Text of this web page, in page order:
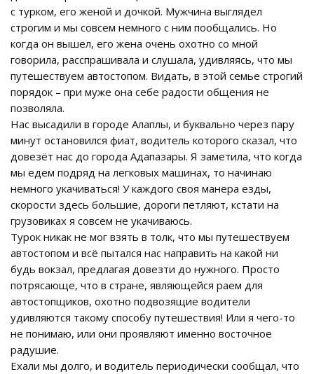
с турком, его женой и дочкой. Мужчина выглядел
строгим и мы совсем немного с ним пообщались. Но
когда он вышел, его жена очень охотно со мной
говорила, расспрашивала и слушала, удивляясь, что мы
путешествуем автостопом. Видать, в этой семье строгий
порядок – при муже она себе радости общения не
позволяла.
Нас высадили в городе Алаплы, и буквально через пару
минут остановился фиат, водитель которого сказал, что
довезёт нас до города Адапазары. Я заметила, что когда
мы едем подряд на легковых машинах, то начинаю
немного укачиваться! У каждого своя манера езды,
скорости здесь большие, дороги петляют, кстати на
грузовиках я совсем не укачиваюсь.
Турок никак не мог взять в толк, что мы путешествуем
автостопом и всё пытался нас направить на какой ни
будь вокзал, предлагая довезти до нужного. Просто
потрясающе, что в стране, являющейся раем для
автостопщиков, охотно подвозящие водители
удивляются такому способу путешествия! Или я чего-то
не понимаю, или они проявляют именно восточное
радушие.
Ехали мы долго, и водитель периодически сообщал, что